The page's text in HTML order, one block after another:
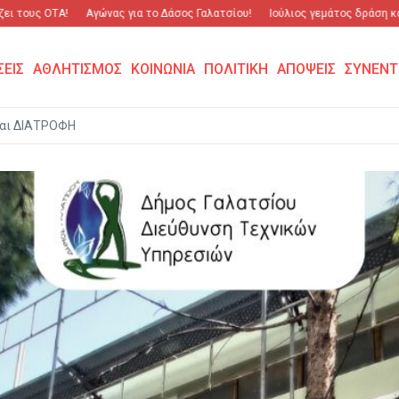
ΟΤΑ! Αγώνας για το Δάσος Γαλατσίου! Ιούλιος γεμάτος δράση και
ΑΘΛΗΤΙΣΜΟΣ ΚΟΙΝΩΝΙΑ ΠΟΛΙΤΙΚΗ ΑΠΟΨΕΙΣ
ΔΙΑΤΡΟΦΗ